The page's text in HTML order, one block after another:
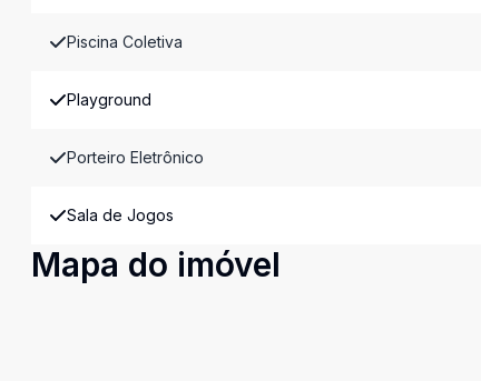
Piscina Coletiva
Playground
Porteiro Eletrônico
Sala de Jogos
Mapa do imóvel